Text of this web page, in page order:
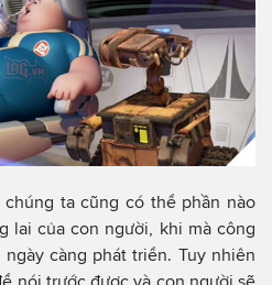
ta cũng có thể phần nào
lai của con người, khi mà công
càng phát triển. Tuy nhiên
nói trước được và con người sẽ